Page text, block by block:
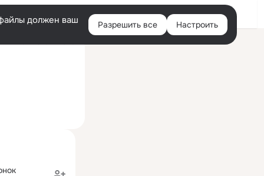
Войти
должен ваш Разрешить все Настроить